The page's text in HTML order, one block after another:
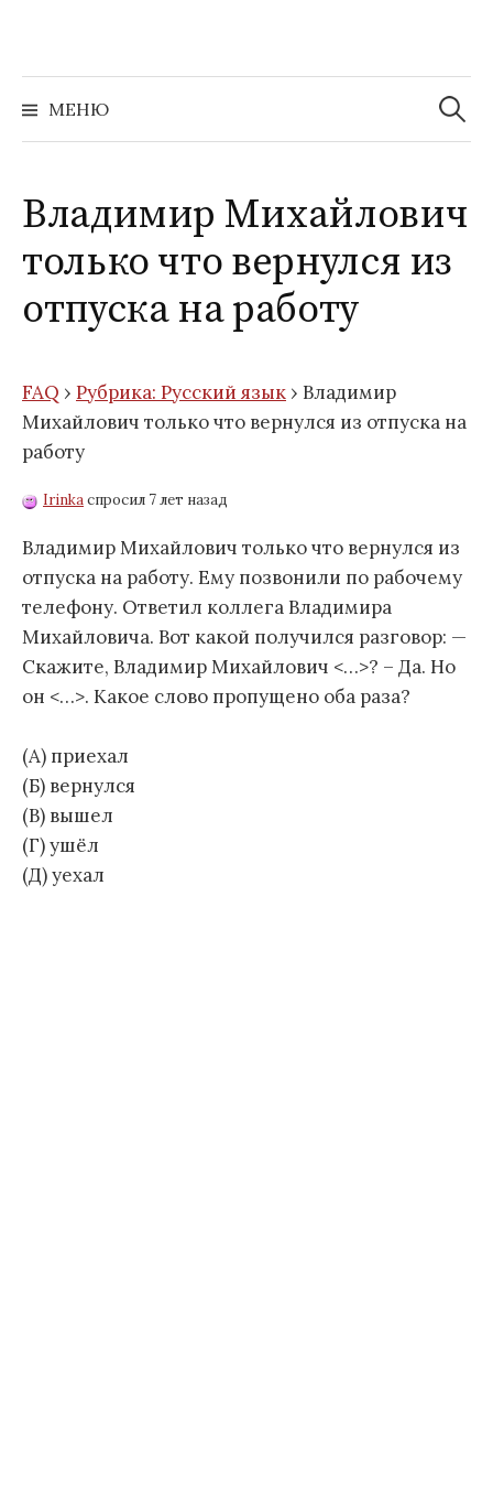
содержимому
МЕНЮ
Найти:
Владимир Михайлович
только что вернулся из
отпуска на работу
FAQ › Рубрика: Русский язык › Владимир
Михайлович только что вернулся из отпуска на
работу
Irink­aспросил 7 лет назад
Владимир Михайлович только что вернулся из
отпуска на работу. Ему позвонили по рабочему
телефону. Ответил коллега Владимира
Михайловича. Вот какой получился разговор: —
Скажите, Владимир Михайлович <…>? – Да. Но
он <…>. Какое слово пропущено оба раза?
(А) приехал
(Б) вернулся
(В) вышел
(Г) ушёл
(Д) уехал